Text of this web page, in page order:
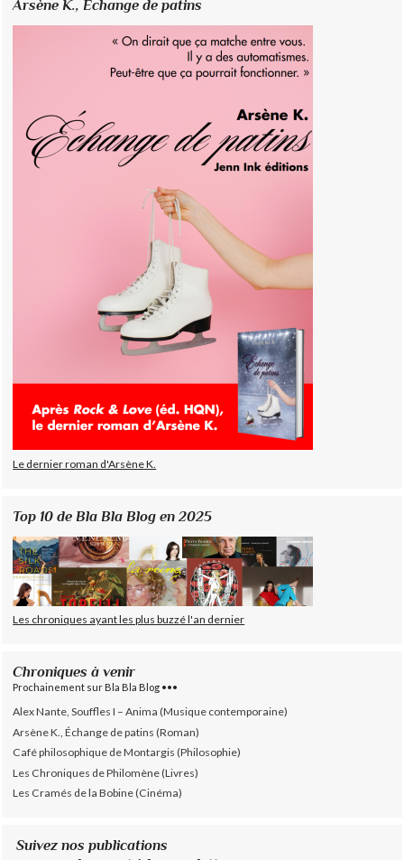
Arsène K.,Échange de patins
Le dernier roman d'Arsène K.
Top 10 de Bla Bla Blog en 2025
Les chroniques ayant les plus buzzé l'an dernier
Chroniques à venir
Prochainement sur Bla Bla Blog •••
Alex Nante, Souffles I – Anima (Musique contemporaine)
Arsène K., Échange de patins (Roman)
Café philosophique de Montargis (Philosophie)
Les Chroniques de Philomène (Livres)
Les Cramés de la Bobine (Cinéma)
Suivez nos publications